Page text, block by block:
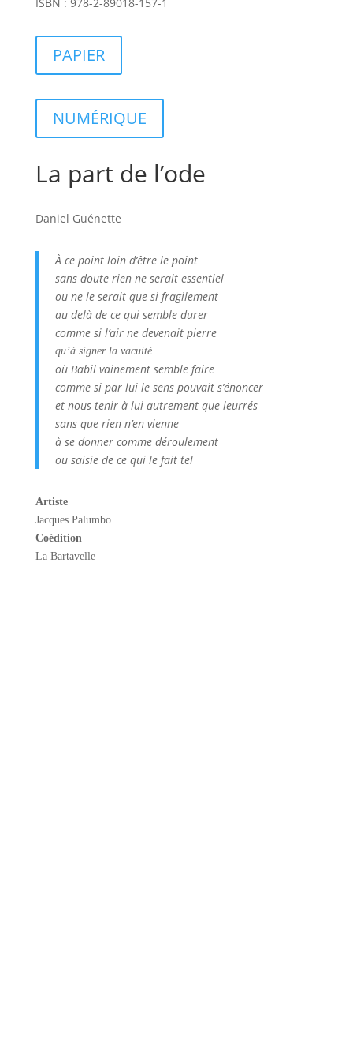
PAPIER
NUMÉRIQUE
La part de l’ode
Daniel Guénette
À ce point loin d’être le point
sans doute rien ne serait essentiel
ou ne le serait que si fragilement
au delà de ce qui semble durer
comme si l’air ne devenait pierre
qu’à signer la vacuité
où Babil vainement semble faire
comme si par lui le sens pouvait s’énoncer
et nous tenir à lui autrement que leurrés
sans que rien n’en vienne
à se donner comme déroulement
ou saisie de ce qui le fait tel
Artiste
Jacques Palumbo
Coédition
La Bartavelle